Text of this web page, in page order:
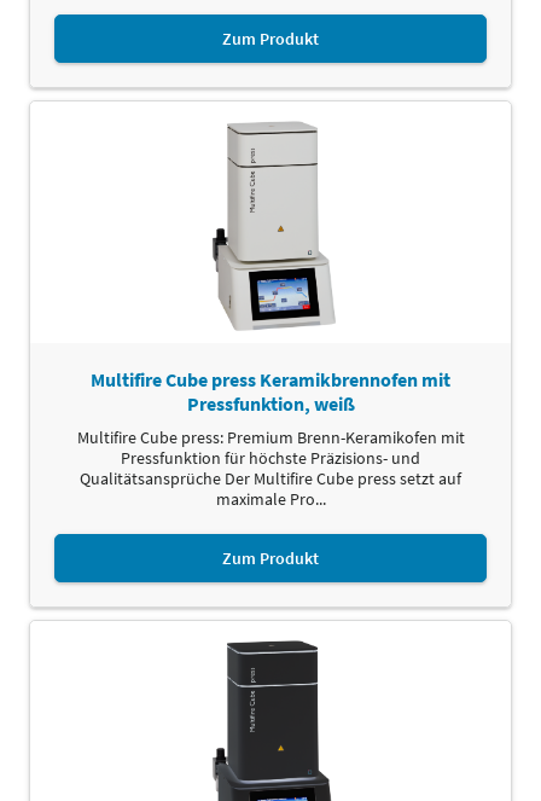
Zum Produkt
Multifire Cube press Keramikbrennofen mit
Pressfunktion, weiß
Multifire Cube press: Premium Brenn-Keramikofen mit
Pressfunktion für höchste Präzisions- und
Qualitätsansprüche Der Multifire Cube press setzt auf
maximale Pro...
Zum Produkt